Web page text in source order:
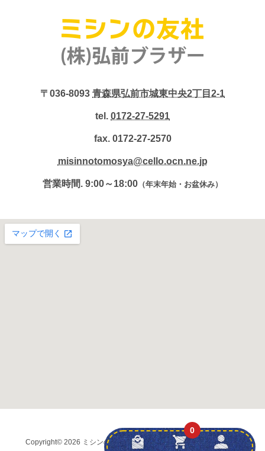
〒036-8093 青森県弘前市城東中央2丁目2-1
tel. 0172-27-5291
fax. 0172-27-2570
misinnotomosya@cello.ocn.ne.jp
営業時間. 9:00～18:00 （年末年始・お盆休み）
Copyright© 2026 ミシンの友社 (株)弘前ブラザーall rights reserved.
0